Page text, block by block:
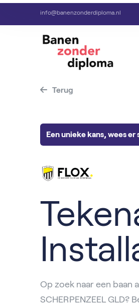
info@banenzonderdiploma.nl
Terug
Een unieke kans, wees er
Op zoek naar een baan
SCHERPENZEEL GLD?